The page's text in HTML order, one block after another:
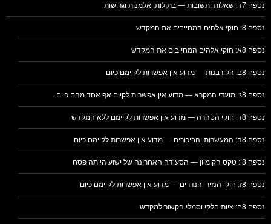
נספח 7ד: שאלות ותשובות — בתולות, אלמנות וגרושות
נספח 8: חוקי אלהים המחייבים את המקדש
נספח 8א: חוקי אלהים המחייבים את המקדש
נספח 8ב: הקורבנות — מדוע אין אפשרות לקיימם כיום
נספח 8ג: מועדי המקרא — מדוע אין אפשרות לקיים אף אחד מהם כיום
נספח 8ד: חוקי הטהרה — מדוע אין אפשרות לקיימם ללא המקדש
נספח 8ה: המעשרות והביכורים — מדוע אין אפשרות לקיימם כיום
נספח 8ו: טקס הקומיון — הסעודה האחרונה של ישוע הייתה פסח
נספח 8ז: חוקי הנזיר והנדרים — מדוע אין אפשרות לקיימם כיום
נספח 8ח: ציות חלקי וסמלי הקשור למקדש